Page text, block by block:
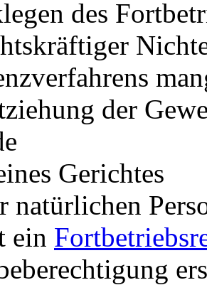
des
der
Gerichtes
natürlichen
ein